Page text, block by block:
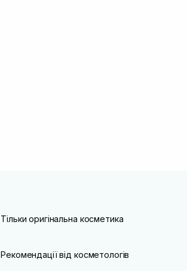
Тільки оригінальна косметика
Рекомендації від косметологів